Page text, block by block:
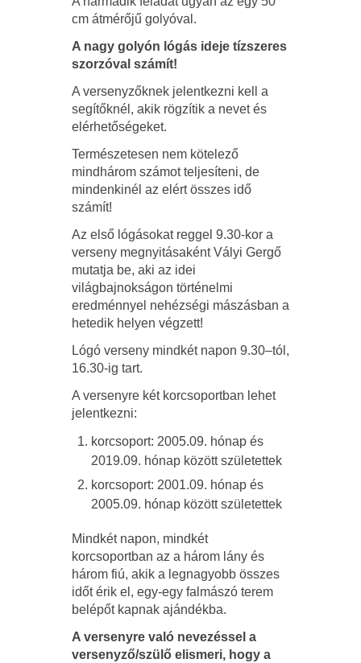
cm átmérőjű golyóval.
A nagy golyón lógás ideje tízszeres
szorzóval számít!
A versenyzőknek jelentkezni kell a
segítőknél, akik rögzítik a nevet és
elérhetőségeket.
Természetesen nem kötelező
mindhárom számot teljesíteni, de
mindenkinél az elért összes idő
számít!
Az első lógásokat reggel 9.30-kor a
verseny megnyitásaként Vályi Gergő
mutatja be, aki az idei
világbajnokságon történelmi
eredménnyel nehézségi mászásban a
hetedik helyen végzett!
Lógó verseny mindkét napon 9.30–tól,
16.30-ig tart.
A versenyre két korcsoportban lehet
jelentkezni:
korcsoport: 2005.09. hónap és
2019.09. hónap között születettek
korcsoport: 2001.09. hónap és
2005.09. hónap között születettek
Mindkét napon, mindkét
korcsoportban az a három lány és
három fiú, akik a legnagyobb összes
időt érik el, egy-egy falmászó terem
belépőt kapnak ajándékba.
A versenyre való nevezéssel a
versenyző/szülő elismeri, hogy a